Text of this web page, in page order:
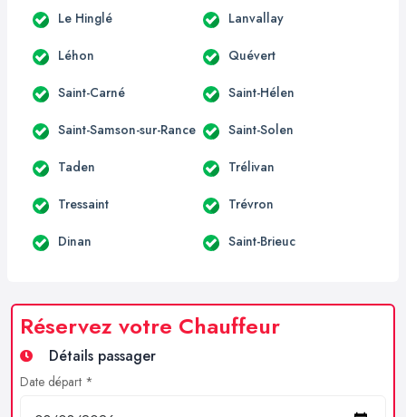
Le Hinglé Lanvallay
Léhon Quévert
Saint-Carné Saint-Hélen
Saint-Samson-sur-Rance Saint-Solen
Taden Trélivan
Tressaint Trévron
Dinan Saint-Brieuc
Réservez votre Chauffeur
Détails passager
Date départ *